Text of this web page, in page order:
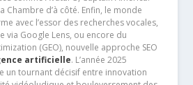
Chambre d’à côté. Enfin, le monde
avec l’essor des recherches vocales,
via Google Lens, ou encore du
(GEO), nouvelle approche SEO
artificielle. L’année 2025
un tournant décisif entre innovation